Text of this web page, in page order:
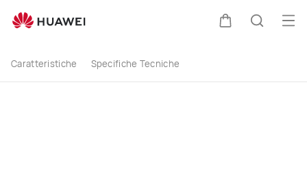
buy
Caratteristiche Specifiche Tecniche